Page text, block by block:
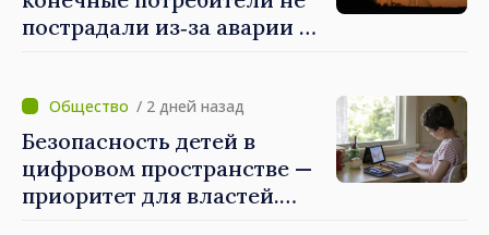
этого пути»
пострадали из‑за аварии на
выполнены в
приоритетном режиме
/ 2 дней назад
Безопасность детей в
цифровом пространстве —
приоритет для властей.